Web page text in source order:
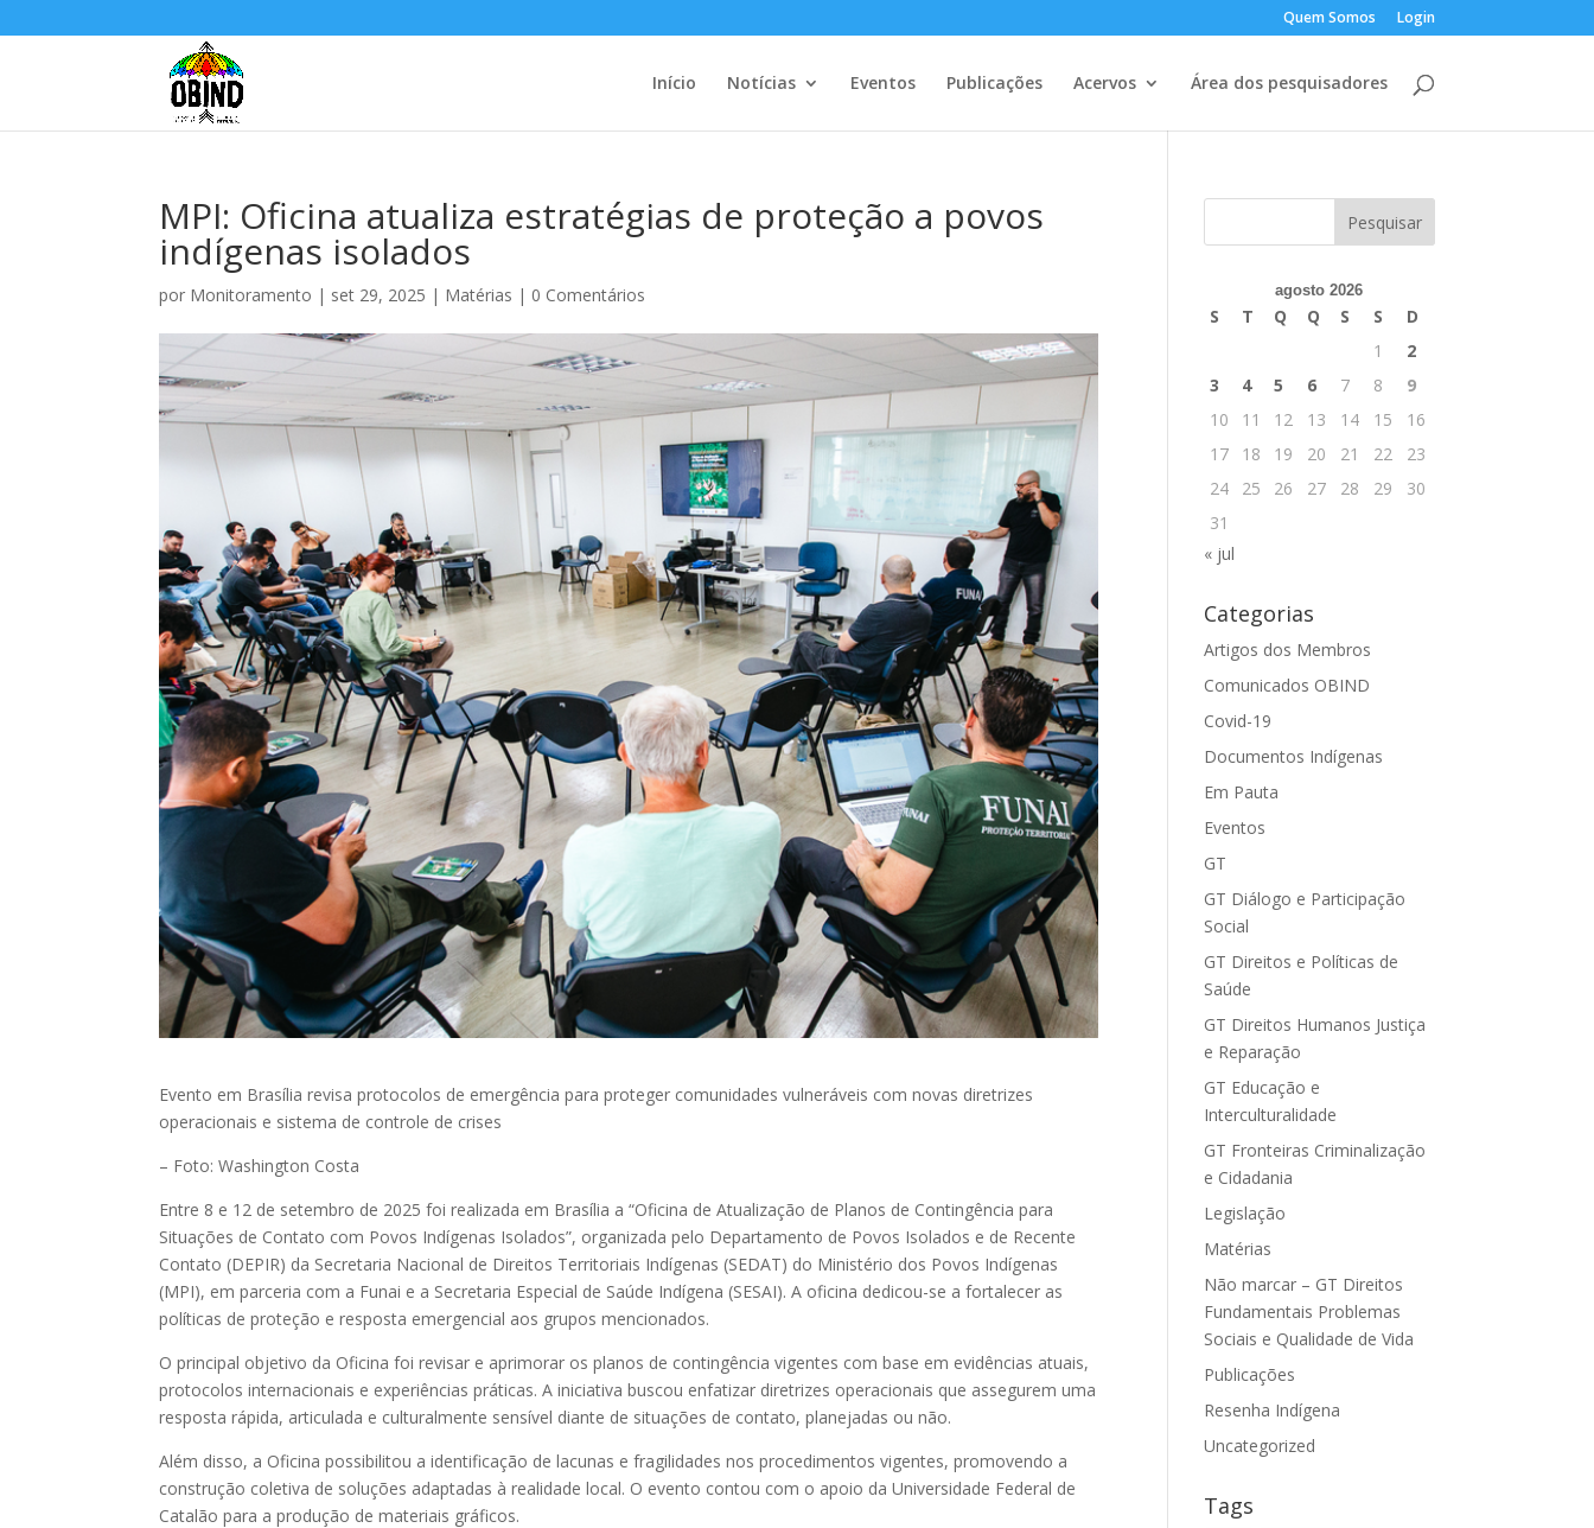
Quem Somos Login
Início Notícias Eventos Publicações Acervos Área dos pesquisadores
MPI: Oficina atualiza estratégias de proteção a povos
indígenas isolados
por Monitoramento | set 29, 2025 | Matérias | 0 Comentários
Evento em Brasília revisa protocolos de emergência para proteger comunidades vulneráveis com novas diretrizes
operacionais e sistema de controle de crises
– Foto: Washington Costa
Entre 8 e 12 de setembro de 2025 foi realizada em Brasília a “Oficina de Atualização de Planos de Contingência para
Situações de Contato com Povos Indígenas Isolados”, organizada pelo Departamento de Povos Isolados e de Recente
Contato (DEPIR) da Secretaria Nacional de Direitos Territoriais Indígenas (SEDAT) do Ministério dos Povos Indígenas
(MPI), em parceria com a Funai e a Secretaria Especial de Saúde Indígena (SESAI). A oficina dedicou-se a fortalecer as
políticas de proteção e resposta emergencial aos grupos mencionados.
O principal objetivo da Oficina foi revisar e aprimorar os planos de contingência vigentes com base em evidências atuais,
protocolos internacionais e experiências práticas. A iniciativa buscou enfatizar diretrizes operacionais que assegurem uma
resposta rápida, articulada e culturalmente sensível diante de situações de contato, planejadas ou não.
Além disso, a Oficina possibilitou a identificação de lacunas e fragilidades nos procedimentos vigentes, promovendo a
construção coletiva de soluções adaptadas à realidade local. O evento contou com o apoio da Universidade Federal de
Catalão para a produção de materiais gráficos.
agosto 2026
S T Q Q S S
D
1
2
3
4 5 6 7 8
9
10
11 12 13 14 15
16
17
18 19 20 21 22
23
24
25 26 27 28 29
30
31
« jul
Categorias
Artigos dos Membros
Comunicados OBIND
Covid-19
Documentos Indígenas
Em Pauta
Eventos
GT
GT Diálogo e Participação
Social
GT Direitos e Políticas de
Saúde
GT Direitos Humanos Justiça
e Reparação
GT Educação e
Interculturalidade
GT Fronteiras Criminalização
e Cidadania
Legislação
Matérias
Não marcar – GT Direitos
Fundamentais Problemas
Sociais e Qualidade de Vida
Publicações
Resenha Indígena
Uncategorized
Tags